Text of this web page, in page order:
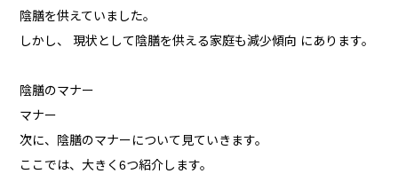
陰膳を供えていました。
しかし、 現状として陰膳を供える家庭も減少傾向 にあります。
陰膳のマナー
マナー
次に、陰膳のマナーについて見ていきます。
ここでは、大きく6つ紹介します。